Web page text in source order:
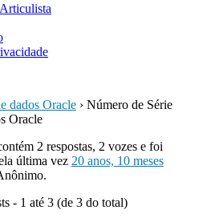
dados Oracle › Número de Série
Oracle
2 respostas, 2 vozes e foi
última vez 20 anos, 10 meses
- 1 até 3 (de 3 do total)